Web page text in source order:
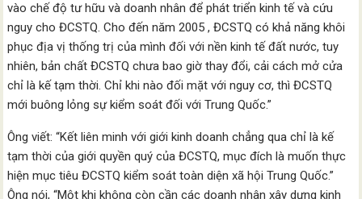
vào chế độ tư hữu và doanh nhân để phát triển kinh tế và cứu
nguy cho ĐCSTQ. Cho đến năm 2005 , ĐCSTQ có khả năng khôi
phục địa vị thống trị của mình đối với nền kinh tế đất nước, tuy
nhiên, bản chất ĐCSTQ chưa bao giờ thay đổi, cải cách mở cửa
chỉ là kế tạm thời. Chỉ khi nào đối mặt với nguy cơ, thì ĐCSTQ
mới buông lỏng sự kiểm soát đối với Trung Quốc.”
Ông viết: “Kết liên minh với giới kinh doanh chẳng qua chỉ là kế
tạm thời của giới quyền quý của ĐCSTQ, mục đích là muốn thực
hiện mục tiêu ĐCSTQ kiểm soát toàn diện xã hội Trung Quốc.”
Ông nói, “Một khi không còn cần các doanh nhân xây dựng kinh